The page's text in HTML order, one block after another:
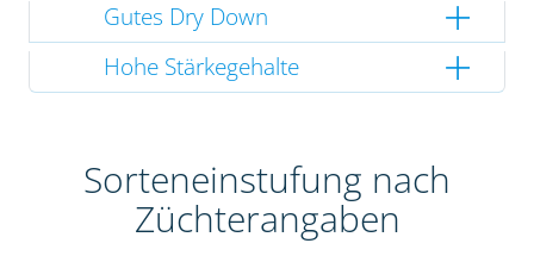
Gutes Dry Down
Hohe Stärkegehalte
Sorteneinstufung nach
Züchterangaben